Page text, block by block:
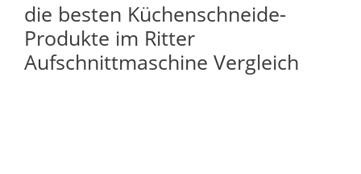
die besten Küchenschneide-
Produkte im Ritter
Aufschnittmaschine Vergleich